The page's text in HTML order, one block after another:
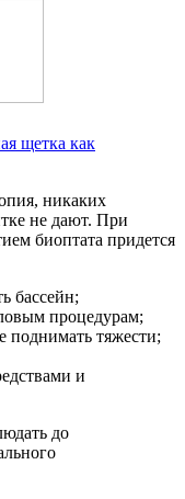
щетка как
никаких
не дают. При
биоптата придется
бассейн;
процедурам;
поднимать тяжести;
и
до